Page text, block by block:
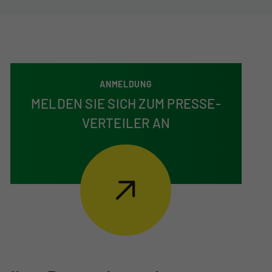
ANMELDUNG
MELDEN SIE SICH ZUM PRESSE­
VERTEILER AN